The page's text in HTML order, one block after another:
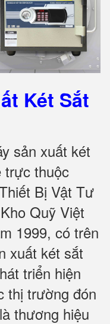
Két Sắt
sản xuất két
trực thuộc
Bị Vật Tư
Quỹ Việt
1999, có trên
xuất két sắt
triển hiện
thị trường đón
là thương hiệu